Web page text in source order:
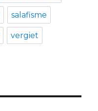
salafisme
vergiet